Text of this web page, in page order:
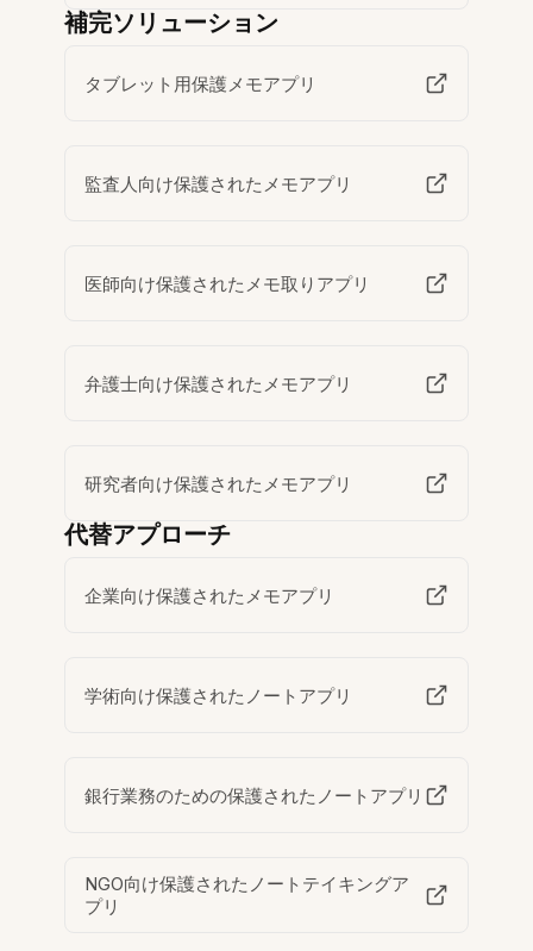
補完ソリューション
タブレット用保護メモアプリ
監査人向け保護されたメモアプリ
医師向け保護されたメモ取りアプリ
弁護士向け保護されたメモアプリ
研究者向け保護されたメモアプリ
代替アプローチ
企業向け保護されたメモアプリ
学術向け保護されたノートアプリ
銀行業務のための保護されたノートアプリ
NGO向け保護されたノートテイキングア
プリ